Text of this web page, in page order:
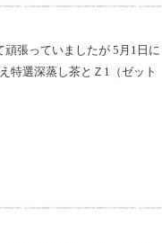
張っていましたが 5月1日に
特選深蒸し茶とＺ1（ゼット